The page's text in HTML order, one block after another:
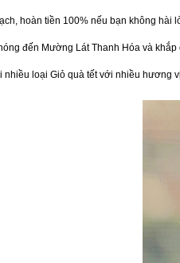
hoàn tiền 100% nếu bạn không hài
đến Mường Lát Thanh Hóa và khắp
loại Giỏ quà tết với nhiều hương